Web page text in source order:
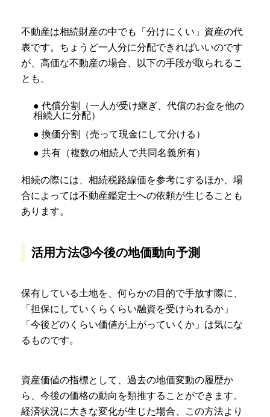
不動産は相続財産の中でも「分けにくい」資産の代
表です。ちょうど一人分に分配できればいいのです
が、高価な不動産の場合、以下の手段が取られるこ
とも。
● 代償分割（一人が受け継ぎ、代償のお金を他の
相続人に分配）
● 換価分割（売って現金にして分ける）
● 共有（複数の相続人で共同名義所有）
相続の際には、相続税路線価を参考にするほか、場
合によっては不動産鑑定士への依頼が生じることも
あります。
活用方法③今後の地価動向予測
保有している土地を、何らかの目的で手放す際に、
「担保にしていくらくらい融資を受けられるか」
「今後どのくらい価値が上がっていくか」は気にな
るものです。
資産価値の指標として、過去の地価変動の履歴か
ら、今後の価格の動向を類推することができます。
経済状況に大きな変化が生じた場合、この方法より